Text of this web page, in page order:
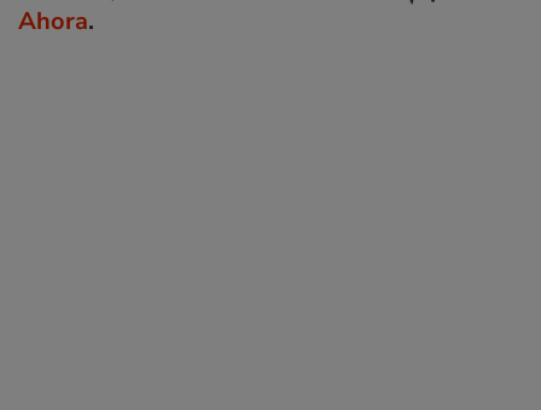
Ahora.